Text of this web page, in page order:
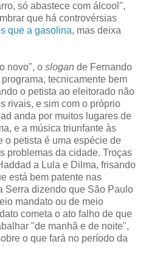
só abastece com álcool",
que há controvérsias
que a gasolina, mas deixa
novo", o slogan de Fernando
tecnicamente bem
o petista ao eleitorado não
rivais, e sim com o próprio
anda por muitos lugares de
e a música triunfante às
o petista é uma espécie de
problemas da cidade. Troças
a Lula e Dilma, frisando
está bem patente nas
Serra dizendo que São Paulo
mandato ou de meio
cometa o ato falho de que
"de manhã e de noite",
o que fará no período da